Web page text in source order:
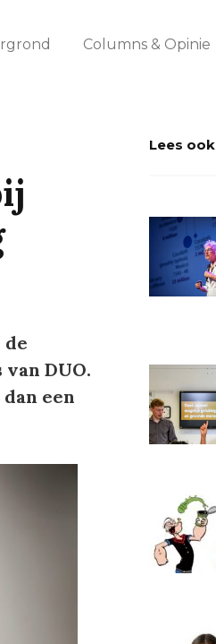
Columns & Opinie
DUO.
een
Lees ook